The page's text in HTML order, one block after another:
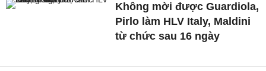
Không mời được Guardiola,
Pirlo làm HLV Italy, Maldini
từ chức sau 16 ngày